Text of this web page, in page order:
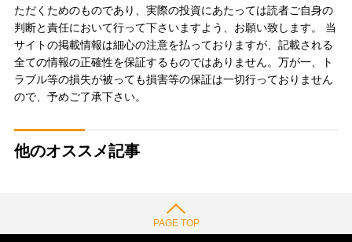
ただくためのものであり、実際の投資にあたっては読者ご自身の
判断と責任において行って下さいますよう、お願い致します。 当
サイトの掲載情報は細心の注意を払っておりますが、記載される
全ての情報の正確性を保証するものではありません。万が一、ト
ラブル等の損失が被っても損害等の保証は一切行っておりません
ので、予めご了承下さい。
他のオススメ記事
PAGE TOP